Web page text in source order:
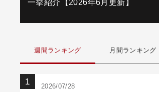
一挙紹介【2026年6月更新】
週間ランキング 月間ランキング
2026/07/28